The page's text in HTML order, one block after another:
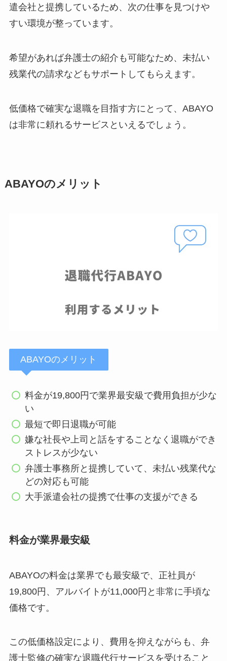
遣会社と提携しているため、次の仕事を見つけや
すい環境が整っています。
希望があれば弁護士の紹介も可能なため、未払い
残業代の請求などもサポートしてもらえます。
低価格で確実な退職を目指す方にとって、ABAYO
は非常に頼れるサービスといえるでしょう。
ABAYOのメリット
ABAYOのメリット
料金が19,800円で業界最安級で費用負担が少な
い
最短で即日退職が可能
嫌な社長や上司と話をすることなく退職ができ
ストレスが少ない
弁護士事務所と提携していて、未払い残業代な
どの対応も可能
大手派遣会社の提携で仕事の支援ができる
料金が業界最安級
ABAYOの料金は業界でも最安級で、正社員が
19,800円、アルバイトが11,000円と非常に手頃な
価格です。
この低価格設定により、費用を抑えながらも、弁
護士監修の確実な退職代行サービスを受けること